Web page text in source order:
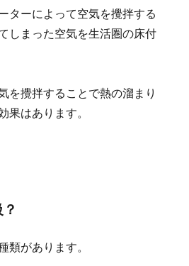
ターによって空気を攪拌する
しまった空気を生活圏の床付
を攪拌することで熱の溜まり
果はあります。
類があります。